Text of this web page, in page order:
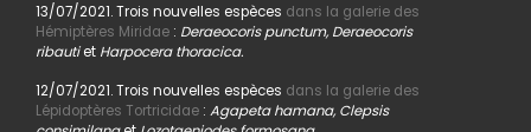
13/07/2021. Trois nouvelles espèces dans la galerie des
Hémiptères Miridae: Deraeocoris punctum, Deraeocoris
ribautiet Harpocera thoracica.
12/07/2021. Trois nouvelles espèces dans la galerie des
Lépidoptères Tortricidae: Agapeta hamana, Clepsis